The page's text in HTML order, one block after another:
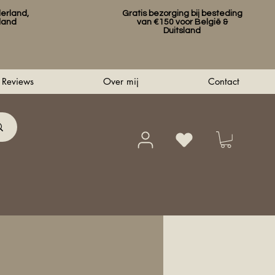
Gratis bezorging bij besteding
van €150 voor België &
Duitsland
Reviews Over mij Contact